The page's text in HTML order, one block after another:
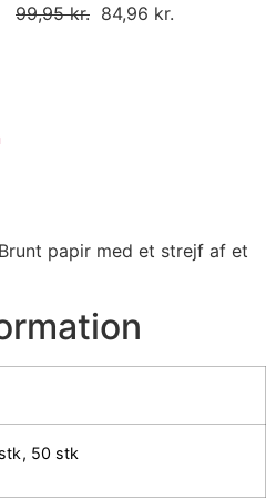
99,95kr. 84,96 kr.
papir med et strejf af et
, 50 stk